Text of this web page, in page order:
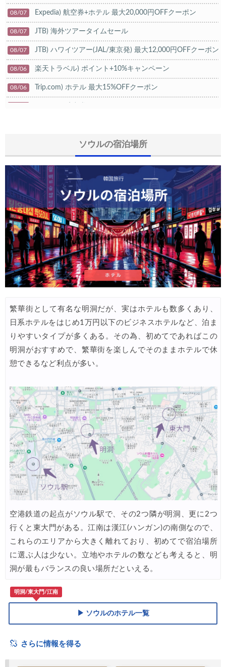
08/07 Expedia) 航空券+ホテル 最大20,000円OFFクーポン
08/07 JTB) 海外ツアータイムセール
08/07 JTB) ハワイツアー(JAL/東京発) 最大12,000円OFFクーポン
08/06 楽天トラベル) ポイント+10%キャンペーン
08/06 Trip.com) ホテル 最大15%OFFクーポン
HIS) 海外航空券タイムセール
08/03 Trip.com) 韓国旅 最大50%OFFセール
08/01 Trip.com) 海外ホテル2%OFFクーポン TRIP1
08/01 エアトリ) 海外航空券(60日前) 1,000円OFFクーポン
08/01 Trip.com) 海外航空券1%OFFクーポン TRIP2
07/27 Trip.com) タイ旅行 最大50%OFFセール
07/30 Trip.com) ホテル 1,500円OFFクーポン
07/30 Trip.com) 航空券 1,500円OFFクーポン
07/27 Trip.com) タイ航空券 10%OFFクーポン
07/25 楽天トラベル) 海外ツアー 最大30,000円OFFクーポン
07/25 Trip.com) 海外航空券(アジア) 6,900円~
07/24 HIS) 海外航空券 3,000円OFFクーポン
07/24 HIS) アイスランドツアー 最大30,000円OFFクーポン
07/23 Trip.com) 海外航空券 最大2,500円OFFクーポン
07/23 Trip.com) 航空券＋ホテル 最大5,000円OFFクーポン
07/22 JTB) 海外ツアー(20代) 最大28,000円OFFクーポン
07/22 JTB) 海外ツアー(10代) 最大28,000円OFFクーポン
07/21 エアトリ) 航空券+ホテル 最大30,000円OFFクーポン
エアトリ) 海外航空券 最大10,000円OFFクーポン
ソウルの宿泊場所
繁華街として有名な明洞だが、実はホテルも数多くあり、
日系ホテルをはじめ1万円以下のビジネスホテルなど、泊ま
りやすいタイプが多くある。その為、初めてであればこの
明洞がおすすめで、繁華街を楽しんでそのままホテルで休
憩できるなど利点が多い。
空港鉄道の起点がソウル駅で、その2つ隣が明洞、更に2つ
行くと東大門がある。江南は漢江(ハンガン)の南側なので、
これらのエリアから大きく離れており、初めてで宿泊場所
に選ぶ人は少ない。立地やホテルの数なども考えると、明
洞が最もバランスの良い場所だといえる。
明洞/東大門/江南
▶ ソウルのホテル一覧
さらに情報を得る